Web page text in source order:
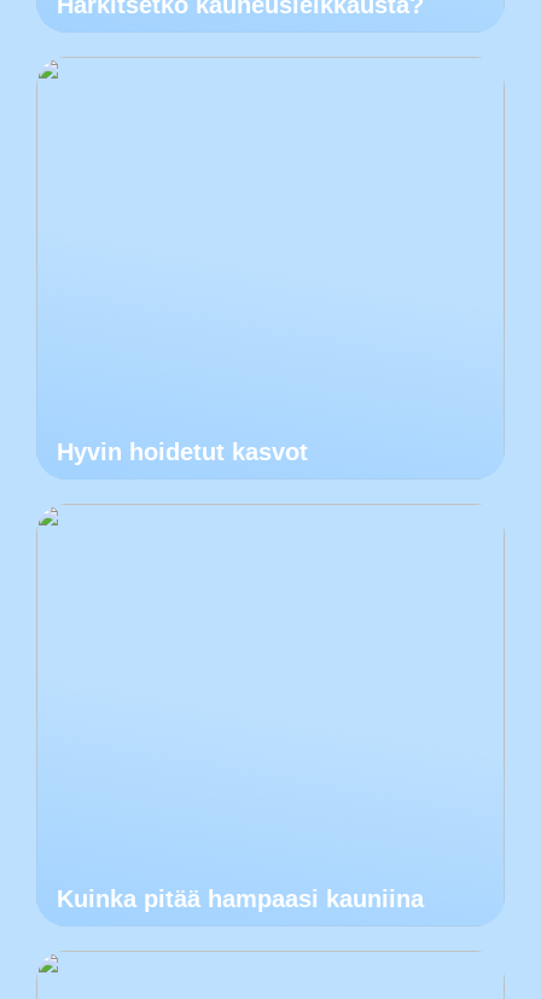
Hyvin hoidetut kasvot
Kuinka pitää hampaasi kauniina